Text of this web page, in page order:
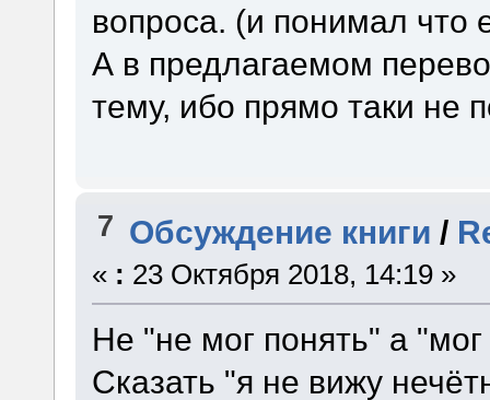
вопроса. (и понимал что
А в предлагаемом
тему, ибо прямо таки не
7 Обсуждение книги /
« : 23 Октября 2018, 14:19 »
Не "не мог понять" а
Сказать "я не вижу